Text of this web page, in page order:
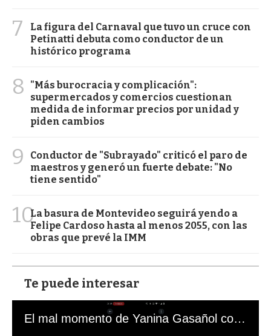
7
La figura del Carnaval que tuvo un cruce con
Petinatti debuta como conductor de un
histórico programa
8
"Más burocracia y complicación":
supermercados y comercios cuestionan
medida de informar precios por unidad y
piden cambios
9
Conductor de "Subrayado" criticó el paro de
maestros y generó un fuerte debate: "No
tiene sentido"
10La basura de Montevideo seguirá yendo a
Felipe Cardoso hasta al menos 2055, con las
obras que prevé la IMM
Te puede interesar
El mal momento de Yanina Gasañol con un hincha argentino en "Subrayado"